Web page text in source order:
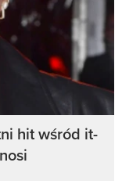
hit wśród it-